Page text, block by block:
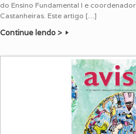
do Ensino Fundamental I e
Castanheiras. Este artigo […]
Continue lendo >